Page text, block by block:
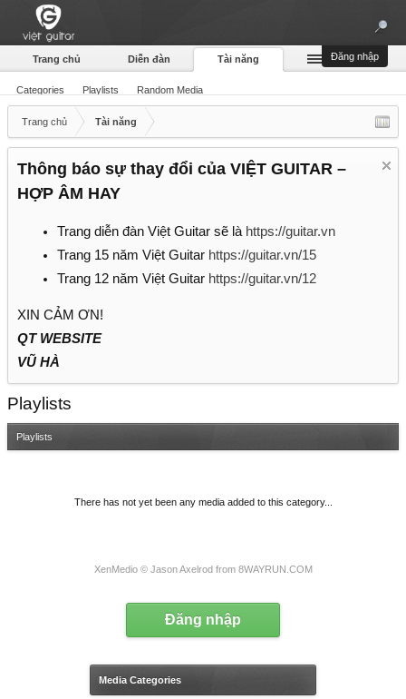
Bài hát
Đăng nhập
Trang chủ Diễn đàn Tài năng
Categories Playlists Random Media
Trang chủ Tài năng
Thông báo sự thay đổi của VIỆT GUITAR –
HỢP ÂM HAY
Trang diễn đàn Việt Guitar sẽ là https://guitar.vn
Trang 15 năm Việt Guitar https://guitar.vn/15
Trang 12 năm Việt Guitar https://guitar.vn/12
XIN CẢM ƠN!
QT WEBSITE
VŨ HÀ
Playlists
Playlists
There has not yet been any media added to this category...
XenMedio© Jason Axelrod from 8WAYRUN.COM
Đăng nhập
Media Categories